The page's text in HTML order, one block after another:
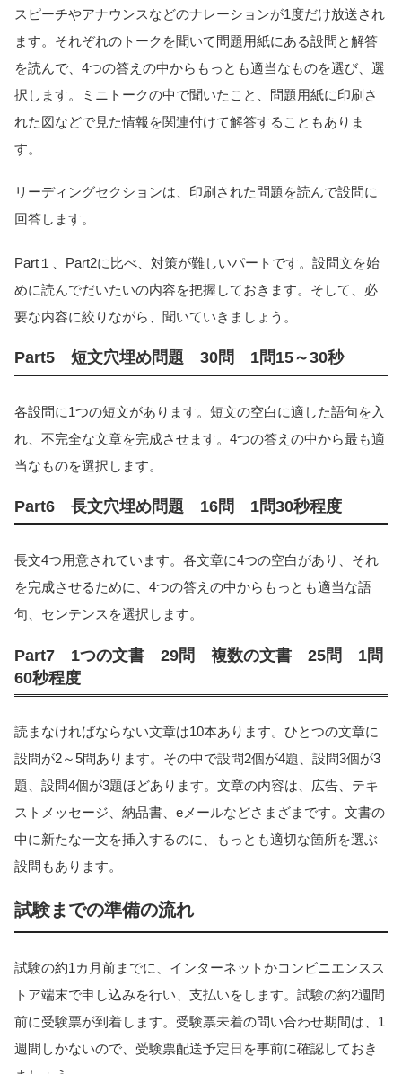
スピーチやアナウンスなどのナレーションが1度だけ放送され
ます。それぞれのトークを聞いて問題用紙にある設問と解答
を読んで、4つの答えの中からもっとも適当なものを選び、選
択します。ミニトークの中で聞いたこと、問題用紙に印刷さ
れた図などで見た情報を関連付けて解答することもありま
す。
リーディングセクションは、印刷された問題を読んで設問に
回答します。
Part１、Part2に比べ、対策が難しいパートです。設問文を始
めに読んでだいたいの内容を把握しておきます。そして、必
要な内容に絞りながら、聞いていきましょう。
Part5 短文穴埋め問題 30問 1問15～30秒
各設問に1つの短文があります。短文の空白に適した語句を入
れ、不完全な文章を完成させます。4つの答えの中から最も適
当なものを選択します。
Part6 長文穴埋め問題 16問 1問30秒程度
長文4つ用意されています。各文章に4つの空白があり、それ
を完成させるために、4つの答えの中からもっとも適当な語
句、センテンスを選択します。
Part7 1つの文書 29問 複数の文書 25問 1問
60秒程度
読まなければならない文章は10本あります。ひとつの文章に
設問が2～5問あります。その中で設問2個が4題、設問3個が3
題、設問4個が3題ほどあります。文章の内容は、広告、テキ
ストメッセージ、納品書、eメールなどさまざまです。文書の
中に新たな一文を挿入するのに、もっとも適切な箇所を選ぶ
設問もあります。
試験までの準備の流れ
試験の約1カ月前までに、インターネットかコンビニエンスス
トア端末で申し込みを行い、支払いをします。試験の約2週間
前に受験票が到着します。受験票未着の問い合わせ期間は、1
週間しかないので、受験票配送予定日を事前に確認しておき